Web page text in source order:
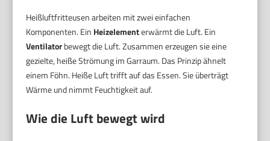
Heißluftfritteusen arbeiten mit zwei einfachen
Komponenten. Ein Heizelementerwärmt die Luft. Ein
Ventilatorbewegt die Luft. Zusammen erzeugen sie eine
gezielte, heiße Strömung im Garraum. Das Prinzip ähnelt
einem Föhn. Heiße Luft trifft auf das Essen. Sie überträgt
Wärme und nimmt Feuchtigkeit auf.
Wie die Luft bewegt wird